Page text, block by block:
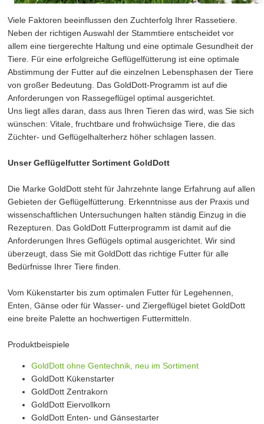
Viele Faktoren beeinflussen den Zuchterfolg Ihrer Rassetiere.
Neben der richtigen Auswahl der Stammtiere entscheidet vor
allem eine tiergerechte Haltung und eine optimale Gesundheit der
Tiere. Für eine erfolgreiche Geflügelfütterung ist eine optimale
Abstimmung der Futter auf die einzelnen Lebensphasen der Tiere
von großer Bedeutung. Das GoldDott-Programm ist auf die
Anforderungen von Rassegeflügel optimal ausgerichtet.
Uns liegt alles daran, dass aus Ihren Tieren das wird, was Sie sich
wünschen: Vitale, fruchtbare und frohwüchsige Tiere, die das
Züchter- und Geflügelhalterherz höher schlagen lassen.
Unser Geflügelfutter Sortiment GoldDott
Die Marke GoldDott steht für Jahrzehnte lange Erfahrung auf allen
Gebieten der Geflügelfütterung. Erkenntnisse aus der Praxis und
wissenschaftlichen Untersuchungen halten ständig Einzug in die
Rezepturen. Das GoldDott Futterprogramm ist damit auf die
Anforderungen Ihres Geflügels optimal ausgerichtet. Wir sind
überzeugt, dass Sie mit GoldDott das richtige Futter für alle
Bedürfnisse Ihrer Tiere finden.
Vom Kükenstarter bis zum optimalen Futter für Legehennen,
Enten, Gänse oder für Wasser- und Ziergeflügel bietet GoldDott
eine breite Palette an hochwertigen Futtermitteln.
Produktbeispiele
GoldDott ohne Gentechnik, neu im Sortiment
GoldDott Kükenstarter
GoldDott Zentrakorn
GoldDott Eiervollkorn
GoldDott Enten- und Gänsestarter